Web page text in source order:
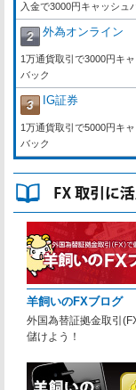
入金で3000円キャッシュ
外為オンライン
1万通貨取引で3000円キャ
バック
IG証券
1万通貨取引で5000円キャ
バック
羊飼いのFXブログ
外国為替証拠金取引
儲けよう！